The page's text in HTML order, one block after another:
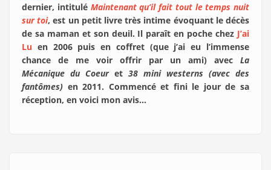
dernier, intitulé Maintenant qu’il fait tout le temps nuit
sur toi, est un petit livre très intime évoquant le décès
de sa maman et son deuil. Il paraît en poche chez J’ai
Lu en 2006 puis en coffret (que j’ai eu l’immense
chance de me voir offrir par un ami) avec La
Mécanique du Coeuret 38 mini westerns (avec des
fantômes) en 2011. Commencé et fini le jour de sa
réception, en voici mon avis…